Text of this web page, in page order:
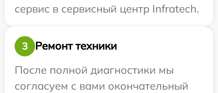
сервис в сервисный центр Infratech.
3
Ремонт техники
После полной диагностики мы
согласуем с вами окончательный